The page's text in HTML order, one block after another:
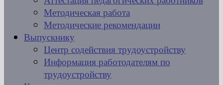
Методическая работа
Методические рекомендации
Выпускнику
Центр содействия трудоустройству
Информация работодателям по
трудоустройству